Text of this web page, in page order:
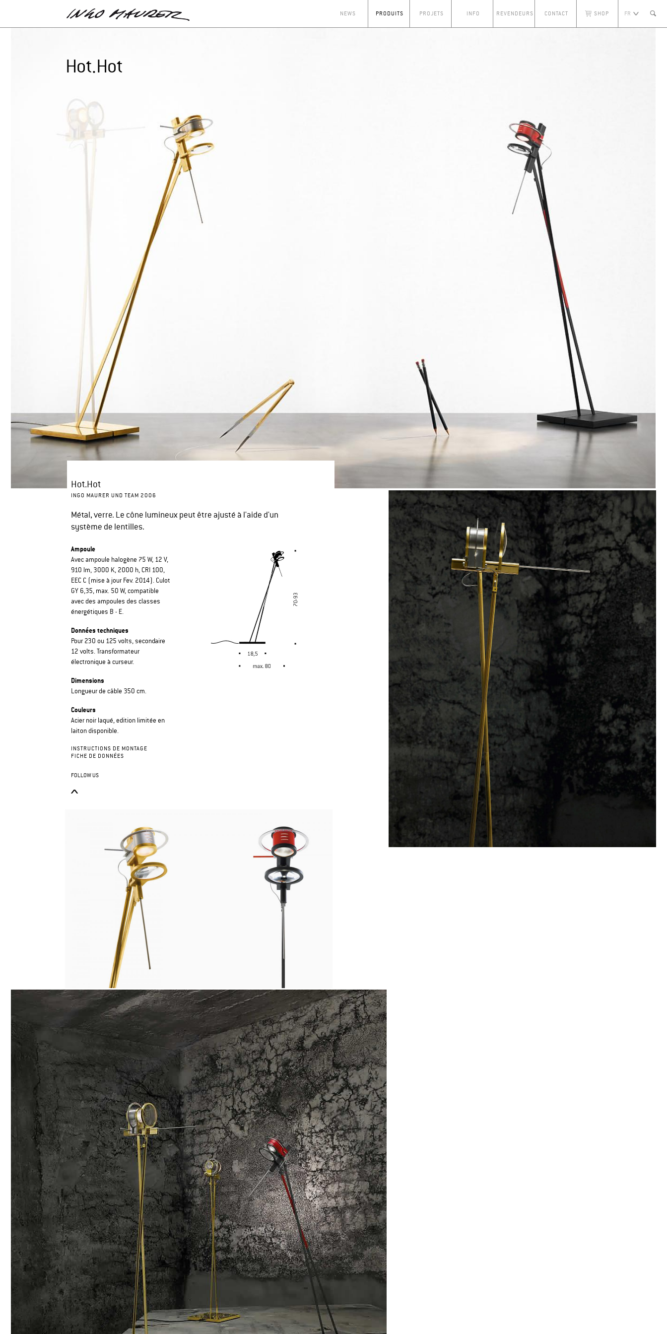
NEWS PRODUITS PROJETS INFO REVENDEURS CONTACT SHOP FR
Hot.Hot
Hot.Hot
INGO MAURER UND TEAM 2006
Métal, verre. Le cône lumineux peut être ajusté à l'aide d'un
système de lentilles.
Ampoule
Avec ampoule halogène 75 W, 12 V,
910 lm, 3000 K, 2000 h, CRI 100,
EEC C (mise à jour Fev. 2014). Culot
GY 6,35, max. 50 W, compatible
avec des ampoules des classes
énergétiques B - E.
Données techniques
Pour 230 ou 125 volts, secondaire
12 volts. Transformateur
électronique à curseur.
Dimensions
Longueur de câble 350 cm.
Couleurs
Acier noir laqué, edition limitée en
laiton disponible.
INSTRUCTIONS DE MONTAGE
FICHE DE DONNÉES
FOLLOW US